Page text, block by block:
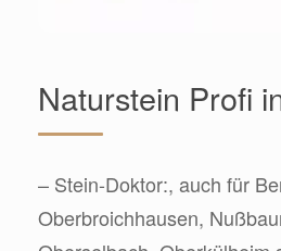
Naturstein Profi
– Stein-Doktor:, auch für
Oberbroichhausen,